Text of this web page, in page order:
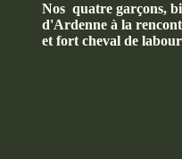
Nos quatre garçons,
d'Ardenne à la
et fort cheval de